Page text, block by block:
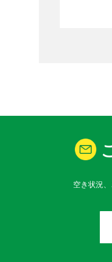
空き状況